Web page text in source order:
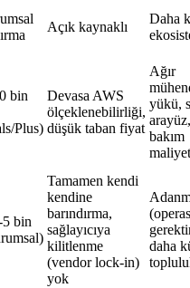
Açık kaynaklı
Daha
bin
Plus)
Devasa AWS
ölçeklenebilirliği,
düşük taban fiyat
Ağır
yükü,
bakım
bin
Tamamen kendi
kendine
barındırma,
sağlayıcıya
kilitlenme
(vendor lock-in)
yok
daha